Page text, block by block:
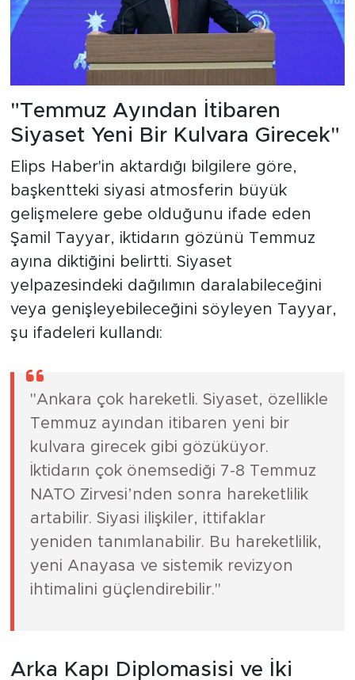
"Temmuz Ayından İtibaren
Siyaset Yeni Bir Kulvara Girecek"
Elips Haber'in aktardığı bilgilere göre,
başkentteki siyasi atmosferin büyük
gelişmelere gebe olduğunu ifade eden
Şamil Tayyar, iktidarın gözünü Temmuz
ayına diktiğini belirtti. Siyaset
yelpazesindeki dağılımın daralabileceğini
veya genişleyebileceğini söyleyen Tayyar,
şu ifadeleri kullandı:
"Ankara çok hareketli. Siyaset, özellikle
Temmuz ayından itibaren yeni bir
kulvara girecek gibi gözüküyor.
İktidarın çok önemsediği 7-8 Temmuz
NATO Zirvesi’nden sonra hareketlilik
artabilir. Siyasi ilişkiler, ittifaklar
yeniden tanımlanabilir. Bu hareketlilik,
yeni Anayasa ve sistemik revizyon
ihtimalini güçlendirebilir."
Arka Kapı Diplomasisi ve İki